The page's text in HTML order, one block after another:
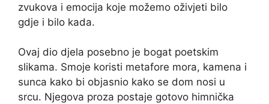
zvukova i emocija koje možemo oživjeti bilo
gdje i bilo kada.
Ovaj dio djela posebno je bogat poetskim
slikama. Smoje koristi metafore mora, kamena i
sunca kako bi objasnio kako se dom nosi u
srcu. Njegova proza postaje gotovo himnička